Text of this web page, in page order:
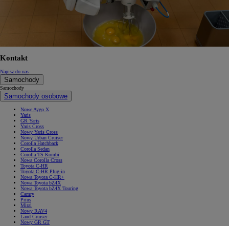
Kontakt
Napisz do nas
Samochody
Samochody
Samochody osobowe
Nowe Aygo X
Yaris
GR Yaris
Yaris Cross
Nowy Yaris Cross
Nowy Urban Cruiser
Corolla Hatchback
Corolla Sedan
Corolla TS Kombi
Nowa Corolla Cross
Toyota C-HR
Toyota C-HR Plug-in
Nowa Toyota C-HR+
Nowa Toyota bZ4X
Nowa Toyota bZ4X Touring
Camry
Prius
Mirai
Nowy RAV4
Land Cruiser
Nowy GR GT